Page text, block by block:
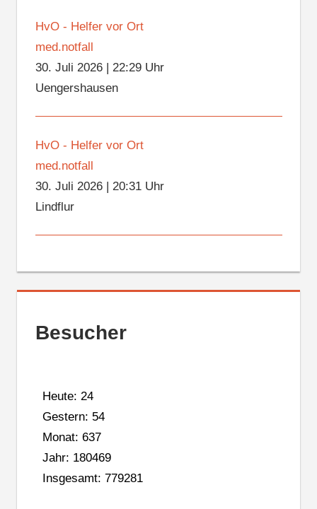
HvO - Helfer vor Ort
med.notfall
30. Juli 2026| 22:29 Uhr
Uengershausen
HvO - Helfer vor Ort
med.notfall
30. Juli 2026| 20:31 Uhr
Lindflur
Besucher
Heute: 24
Gestern: 54
Monat: 637
Jahr: 180469
Insgesamt: 779281